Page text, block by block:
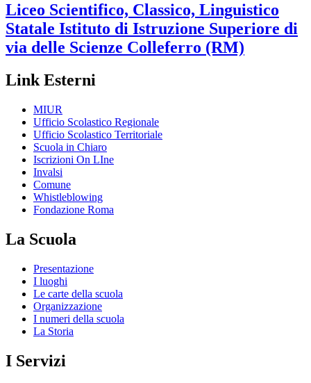
Liceo Scientifico, Classico, Linguistico
Statale Istituto di Istruzione Superiore di
via delle Scienze Colleferro (RM)
Link Esterni
MIUR
Ufficio Scolastico Regionale
Ufficio Scolastico Territoriale
Scuola in Chiaro
Iscrizioni On LIne
Invalsi
Comune
Whistleblowing
Fondazione Roma
La Scuola
Presentazione
I luoghi
Le carte della scuola
Organizzazione
I numeri della scuola
La Storia
I Servizi